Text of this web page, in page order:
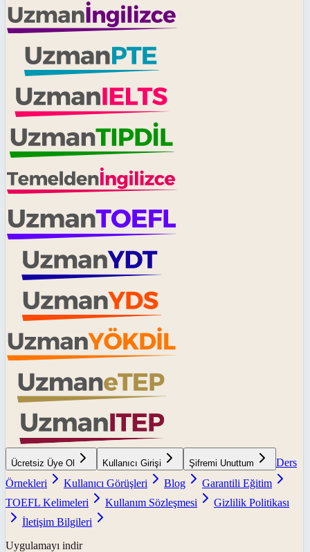
Ücretsiz Üye Ol Kullanıcı Girişi Şifremi Unuttum
Ders
Örnekleri
Kullanıcı Görüşleri Blog
Garantili Eğitim
TOEFL Kelimeleri
Kullanım Sözleşmesi
Gizlilik Politikası
İletişim Bilgileri
Uygulamayı indir